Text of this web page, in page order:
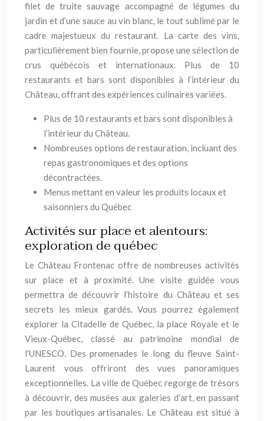
filet de truite sauvage accompagné de légumes du
jardin et d’une sauce au vin blanc, le tout sublimé par le
cadre majestueux du restaurant. La carte des vins,
particulièrement bien fournie, propose une sélection de
crus québécois et internationaux. Plus de 10
restaurants et bars sont disponibles à l’intérieur du
Château, offrant des expériences culinaires variées.
Plus de 10 restaurants et bars sont disponibles à
l’intérieur du Château.
Nombreuses options de restauration, incluant des
repas gastronomiques et des options
décontractées.
Menus mettant en valeur les produits locaux et
saisonniers du Québec
Activités sur place et alentours:
exploration de québec
Le Château Frontenac offre de nombreuses activités
sur place et à proximité. Une visite guidée vous
permettra de découvrir l’histoire du Château et ses
secrets les mieux gardés. Vous pourrez également
explorer la Citadelle de Québec, la place Royale et le
Vieux-Québec, classé au patrimoine mondial de
l’UNESCO. Des promenades le long du fleuve Saint-
Laurent vous offriront des vues panoramiques
exceptionnelles. La ville de Québec regorge de trésors
à découvrir, des musées aux galeries d’art, en passant
par les boutiques artisanales. Le Château est situé à